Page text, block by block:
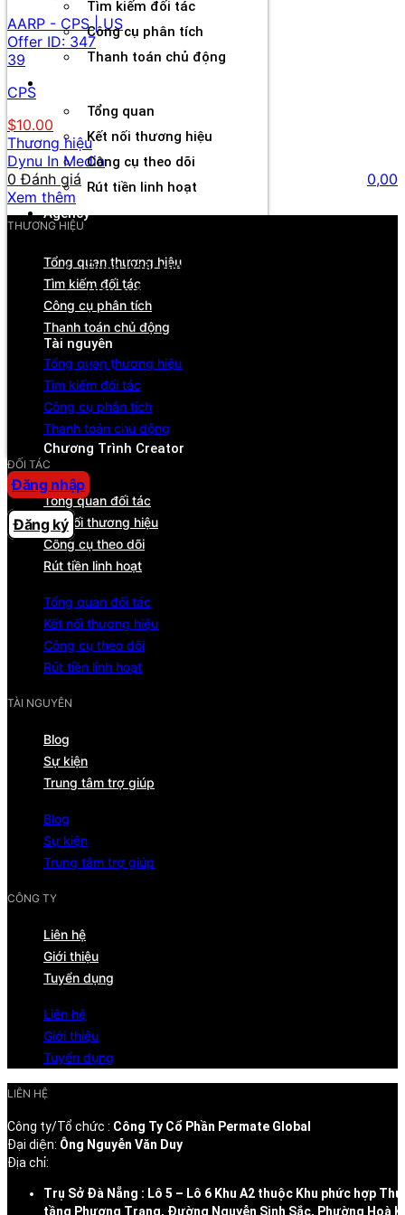
Tìm kiếm đối tác
Công cụ phân tích
Thanh toán chủ động
Tổng quan
Kết nối thương hiệu
Công cụ theo dõi
Rút tiền linh hoạt
Agency
Quản lý tài khoản & đối tác
Hiệu suất & dòng tiền
Cơ hội hợp tác & hỗ trợ
Tài nguyên
Blog
Sự kiện
Trung tâm trợ giúp
Chương Trình Creator
Đăng nhập
Đăng ký
AARP - CPS | US
Offer ID: 347
39
CPS
$10.00
Thương hiệu
Dynu In Media
0 Đánh giá
0,00
Xem thêm
THƯƠNG HIỆU
Tổng quan thương hiệu
Tìm kiếm đối tác
Công cụ phân tích
Thanh toán chủ động
Tổng quan thương hiệu
Tìm kiếm đối tác
Công cụ phân tích
Thanh toán chủ động
ĐỐI TÁC
Tổng quan đối tác
Kết nối thương hiệu
Công cụ theo dõi
Rút tiền linh hoạt
Tổng quan đối tác
Kết nối thương hiệu
Công cụ theo dõi
Rút tiền linh hoạt
TÀI NGUYÊN
Blog
Sự kiện
Trung tâm trợ giúp
Blog
Sự kiện
Trung tâm trợ giúp
CÔNG TY
Liên hệ
Giới thiệu
Tuyển dụng
Liên hệ
Giới thiệu
Tuyển dụng
LIÊN HỆ
Công ty/Tổ chức : Công Ty Cổ Phần Permate Global
Đại diện: Ông Nguyễn Văn Duy
Địa chỉ:
Trụ Sở Đà Nẵng : Lô 5 – Lô 6 Khu A2 thuộc Khu phức hợp
tầng Phương Trang, Đường Nguyễn Sinh Sắc, Phường Hoà